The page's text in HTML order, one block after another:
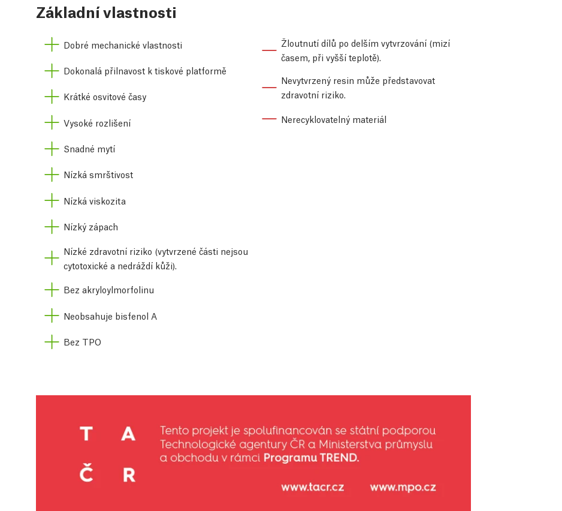
Základní vlastnosti
Dobré mechanické vlastnosti
Dokonalá přilnavost k tiskové platformě
Krátké osvitové časy
Vysoké rozlišení
Snadné mytí
Nízká smrštivost
Nízká viskozita
Nízký zápach
Nízké zdravotní riziko (vytvrzené části nejsou
cytotoxické a nedráždí kůži).
Bez akryloylmorfolinu
Neobsahuje bisfenol A
Bez TPO
Žloutnutí dílů po delším vytvrzování (mizí
časem, při vyšší teplotě).
Nevytvrzený resin může představovat
zdravotní riziko.
Nerecyklovatelný materiál